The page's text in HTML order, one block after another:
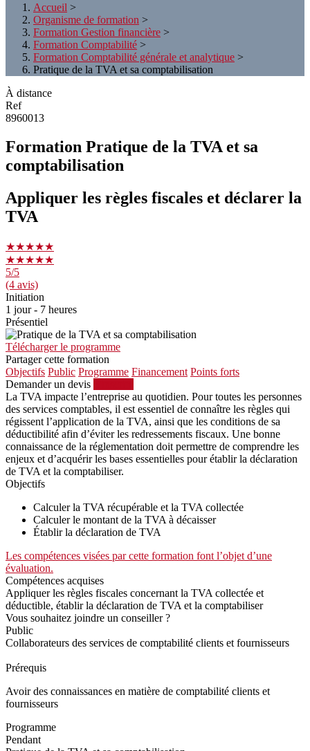
Accueil >
Organisme de formation >
Formation Gestion financière >
Formation Comptabilité >
Formation Comptabilité générale et analytique >
Pratique de la TVA et sa comptabilisation
À distance
Ref
8960013
Formation Pratique de la TVA et sa
comptabilisation
Appliquer les règles fiscales et déclarer la
TVA
★★★★★
★★★★★
5/5
(4 avis)
Initiation
1 jour - 7 heures
Présentiel
Télécharger le programme
Partager cette formation
Objectifs Public Programme Financement Points forts
Demander un devis
La TVA impacte l’entreprise au quotidien. Pour toutes les personnes
des services comptables, il est essentiel de connaître les règles qui
régissent l’application de la TVA, ainsi que les conditions de sa
déductibilité afin d’éviter les redressements fiscaux. Une bonne
connaissance de la réglementation doit permettre de comprendre les
enjeux et d’acquérir les bases essentielles pour établir la déclaration
de TVA et la comptabiliser.
Objectifs
Calculer la TVA récupérable et la TVA collectée
Calculer le montant de la TVA à décaisser
Établir la déclaration de TVA
Les compétences visées par cette formation font l’objet d’une
évaluation.
Compétences acquises
Appliquer les règles fiscales concernant la TVA collectée et
déductible, établir la déclaration de TVA et la comptabiliser
Vous souhaitez joindre un conseiller ?
Public
Collaborateurs des services de comptabilité clients et fournisseurs
Prérequis
Avoir des connaissances en matière de comptabilité clients et
fournisseurs
Programme
Pendant